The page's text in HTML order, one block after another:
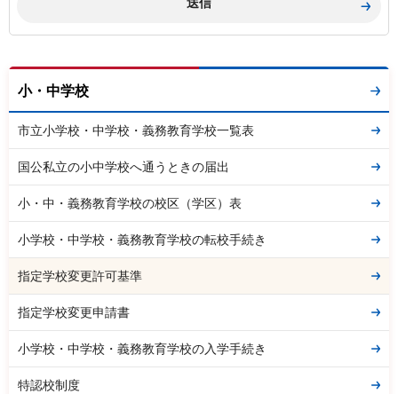
小・中学校
市立小学校・中学校・義務教育学校一覧表
国公私立の小中学校へ通うときの届出
小・中・義務教育学校の校区（学区）表
小学校・中学校・義務教育学校の転校手続き
指定学校変更許可基準
指定学校変更申請書
小学校・中学校・義務教育学校の入学手続き
特認校制度